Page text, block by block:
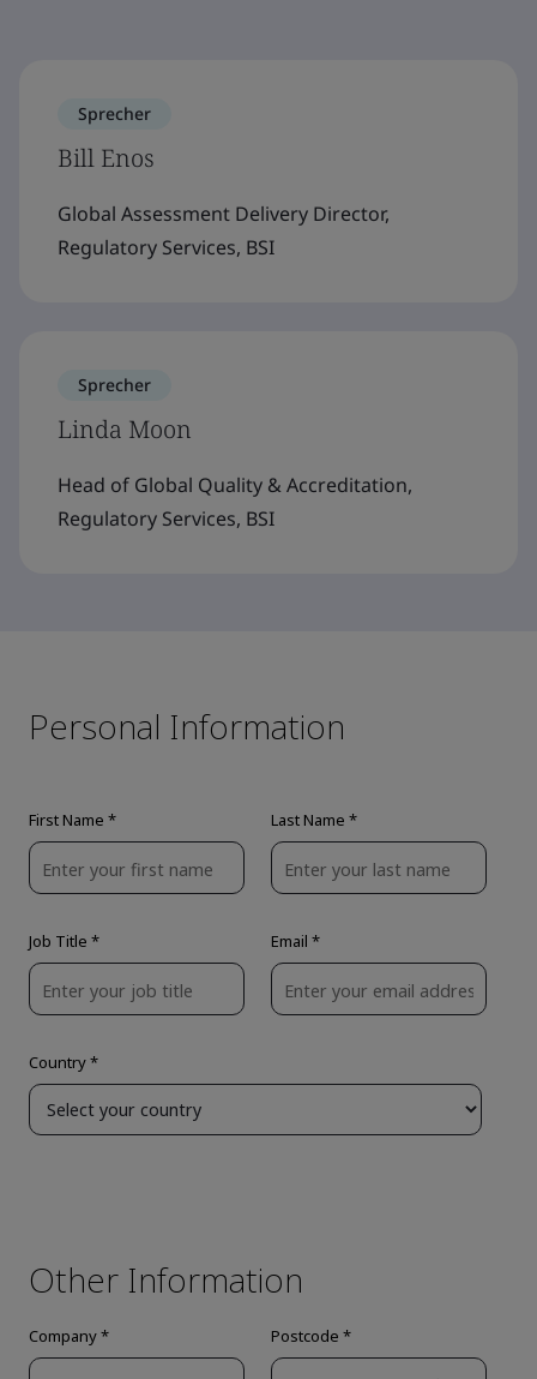
Sprecher
Bill Enos
Global Assessment Delivery Director,
Regulatory Services, BSI
Sprecher
Linda Moon
Head of Global Quality & Accreditation,
Regulatory Services, BSI